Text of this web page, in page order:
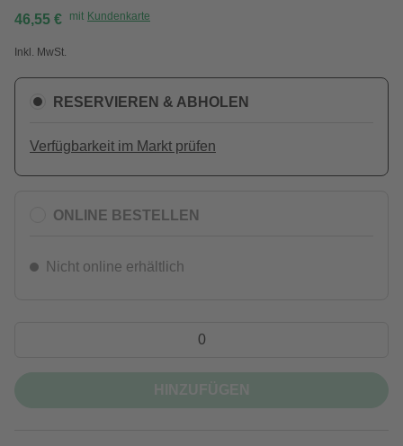
46,55 € mit Kundenkarte
Inkl. MwSt.
RESERVIEREN & ABHOLEN
Verfügbarkeit im Markt prüfen
ONLINE BESTELLEN
Nicht online erhältlich